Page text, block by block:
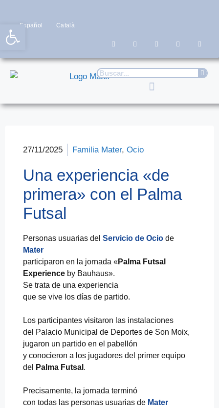
Español Català
27/11/2025 Familia Mater, Ocio
Una experiencia «de
primera» con el Palma
Futsal
Personas usuarias del Servicio de Ocio de
Mater
participaron en la jornada «Palma Futsal
Experience by Bauhaus».
Se trata de una experiencia
que se vive los días de partido.
Los participantes visitaron las instalaciones
del Palacio Municipal de Deportes de Son Moix,
jugaron un partido en el pabellón
y conocieron a los jugadores del primer equipo
del
Palma Futsal .
Precisamente, la jornada terminó
con todas las personas usuarias de Mater
Abrir barra de herramientas